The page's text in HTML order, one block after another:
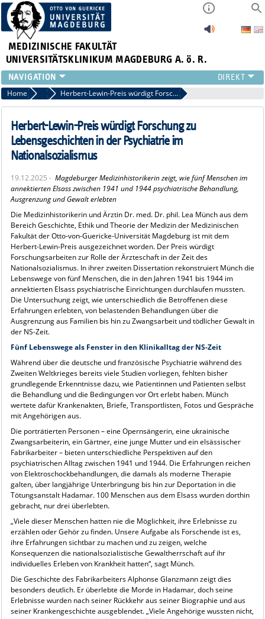
MEDIZINISCHE FAKULTÄT
UNIVERSITÄTSKLINIKUM MAGDEBURG A. ö. R.
INSTITUTE
KLINIKEN
ZENTRALE EINRICHTUNGEN
FORSCHUNG
PRESSE
INTERNATIONAL
INTRANET
Home Archiv 2025 Herbert-Lewin-Preis würdigt Forschung zu Lebensgeschichten in der Psychiatrie im Nationalsozialismus
Herbert-Lewin-Preis würdigt Forschung zu
Lebensgeschichten in der Psychiatrie im
Nationalsozialismus
19.12.2025 - Magdeburger Medizinhistorikerin zeigt, wie fünf Menschen im
annektierten Elsass zwischen 1941 und 1944 psychiatrische Behandlung,
Ausgrenzung und Gewalt erlebten
Die Medizinhistorikerin und Ärztin Dr. med. Dr. phil. Lea Münch aus dem
Bereich Geschichte, Ethik und Theorie der Medizin der Medizinischen
Fakultät der Otto-von-Guericke-Universität Magdeburg ist mit dem
Herbert-Lewin-Preis ausgezeichnet worden. Der Preis würdigt
Forschungsarbeiten zur Rolle der Ärzteschaft in der Zeit des
Nationalsozialismus. In ihrer zweiten Dissertation rekonstruiert Münch die
Lebenswege von fünf Menschen, die in den Jahren 1941 bis 1944 im
annektierten Elsass psychiatrische Einrichtungen durchlaufen mussten.
Die Untersuchung zeigt, wie unterschiedlich die Betroffenen diese
Erfahrungen erlebten, von belastenden Behandlungen über die
Ausgrenzung aus Familien bis hin zu Zwangsarbeit und tödlicher Gewalt in
der NS-Zeit.
Fünf Lebenswege als Fenster in den Klinikalltag der NS-Zeit
Während über die deutsche und französische Psychiatrie während des
Zweiten Weltkrieges bereits viele Studien vorliegen, fehlten bisher
grundlegende Erkenntnisse dazu, wie Patientinnen und Patienten selbst
die Behandlung und die Bedingungen vor Ort erlebt haben. Münch
wertete dafür Krankenakten, Briefe, Transportlisten, Fotos und Gespräche
mit Angehörigen aus.
Die porträtierten Personen – eine Opernsängerin, eine ukrainische
Zwangsarbeiterin, ein Gärtner, eine junge Mutter und ein elsässischer
Fabrikarbeiter – bieten unterschiedliche Perspektiven auf den
psychiatrischen Alltag zwischen 1941 und 1944. Die Erfahrungen reichen
von Elektroschockbehandlungen, die damals als moderne Therapie
galten, über langjährige Unterbringung bis hin zur Deportation in die
Tötungsanstalt Hadamar. 100 Menschen aus dem Elsass wurden dorthin
gebracht, nur drei überlebten.
„Viele dieser Menschen hatten nie die Möglichkeit, ihre Erlebnisse zu
erzählen oder Gehör zu finden. Unsere Aufgabe als Forschende ist es,
ihre Erfahrungen sichtbar zu machen und zu zeigen, welche
Konsequenzen die nationalsozialistische Gewaltherrschaft auf ihr
individuelles Erleben von Krankheit hatten“, sagt Münch.
Die Geschichte des Fabrikarbeiters Alphonse Glanzmann zeigt dies
besonders deutlich. Er überlebte die Morde in Hadamar, doch seine
Erlebnisse wurden nach seiner Rückkehr aus seiner Biographie und aus
seiner Krankengeschichte ausgeblendet. „Viele Angehörige wussten nicht,